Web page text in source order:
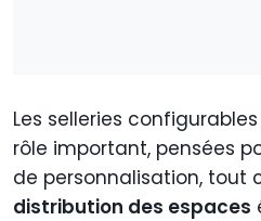
Les selleries
rôle important, pensées
de personnalisation, tout
distribution des espaces